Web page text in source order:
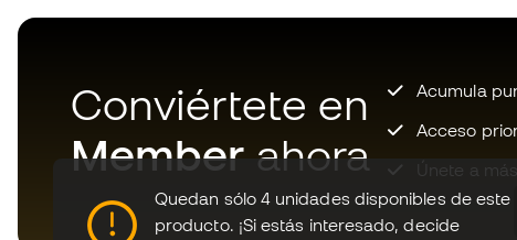
Quedan sólo 4 unidades disponibles de este
producto. ¡Si estás interesado, decide
Conviértete en
Member ahora
Acumula
Acceso
Únete a